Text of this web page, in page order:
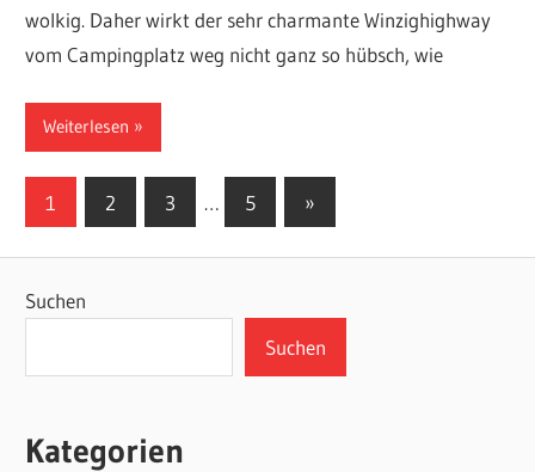
wolkig. Daher wirkt der sehr charmante Winzighighway
vom Campingplatz weg nicht ganz so hübsch, wie
Weiterlesen
Seitennummerierung
Beiträge
1 2 3 … 5
Nächste
Beiträge
»
Suchen
Suchen
Kategorien